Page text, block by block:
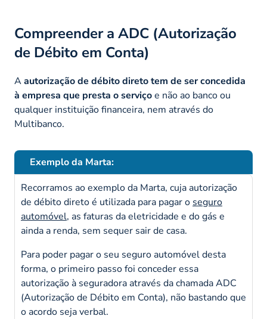
Compreender a ADC (Autorização
de Débito em Conta)
Aautorização de débito direto tem de ser concedida
à empresa que presta o serviçoe não ao banco ou
qualquer instituição financeira, nem através do
Multibanco.
Exemplo da Marta:
Recorramos ao exemplo da Marta, cuja autorização
de débito direto é utilizada para pagar o seguro
automóvel, as faturas da eletricidade e do gás e
ainda a renda, sem sequer sair de casa.
Para poder pagar o seu seguro automóvel desta
forma, o primeiro passo foi conceder essa
autorização à seguradora através da chamada ADC
(Autorização de Débito em Conta), não bastando que
o acordo seja verbal.